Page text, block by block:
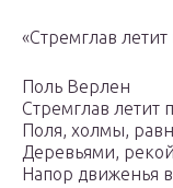
«Стремглав
Поль Верлен
Стремглав летит
Поля, холмы,
Деревьями,
Напор движенья